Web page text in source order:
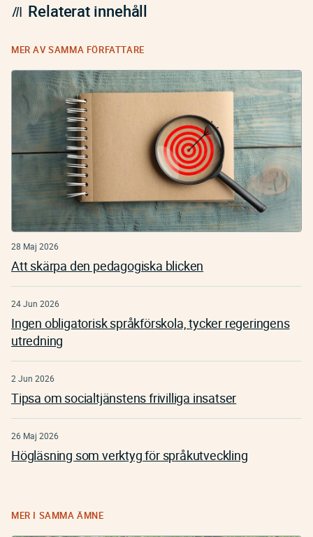
Relaterat innehåll
MER AV SAMMA FÖRFATTARE
28 Maj 2026
Att skärpa den pedagogiska blicken
24 Jun 2026
Ingen obligatorisk språkförskola, tycker regeringens
utredning
2 Jun 2026
Tipsa om socialtjänstens frivilliga insatser
26 Maj 2026
Högläsning som verktyg för språkutveckling
MER I SAMMA ÄMNE